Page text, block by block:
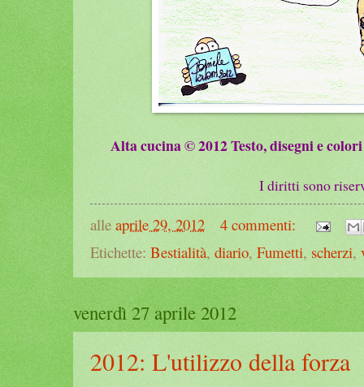
Alta cucina © 2012Testo, disegni e
I diritti sono
alle aprile 29, 2012
4 commenti:
Etichette: Bestialità, diario, Fumetti, scherzi,
venerdì 27 aprile 2012
2012: L'utilizzo della forza